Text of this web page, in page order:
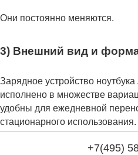
Они постоянно меняются.
3) Внешний вид и
Зарядное устройство
исполнено в множестве
удобны для ежедневной
стационарного
+7(495)